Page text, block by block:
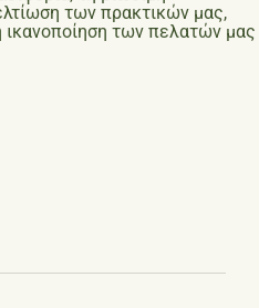
των πρακτικών μας,
των πελατών μας